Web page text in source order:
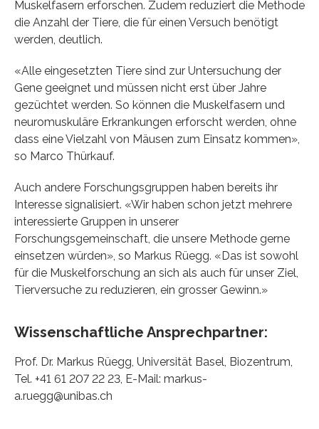
Muskelfasern erforschen. Zudem reduziert die Methode
die Anzahl der Tiere, die für einen Versuch benötigt
werden, deutlich.
«Alle eingesetzten Tiere sind zur Untersuchung der
Gene geeignet und müssen nicht erst über Jahre
gezüchtet werden. So können die Muskelfasern und
neuromuskuläre Erkrankungen erforscht werden, ohne
dass eine Vielzahl von Mäusen zum Einsatz kommen»,
so Marco Thürkauf.
Auch andere Forschungsgruppen haben bereits ihr
Interesse signalisiert. «Wir haben schon jetzt mehrere
interessierte Gruppen in unserer
Forschungsgemeinschaft, die unsere Methode gerne
einsetzen würden», so Markus Rüegg. «Das ist sowohl
für die Muskelforschung an sich als auch für unser Ziel,
Tierversuche zu reduzieren, ein grosser Gewinn.»
Wissenschaftliche Ansprechpartner:
Prof. Dr. Markus Rüegg, Universität Basel, Biozentrum,
Tel. +41 61 207 22 23, E-Mail: markus-
a.ruegg@unibas.ch